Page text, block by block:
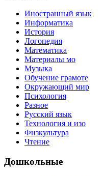
Иностранный язык
Информатика
История
Логопедия
Математика
Материалы мо
Музыка
Обучение грамоте
Окружающий мир
Психология
Разное
Русский язык
Технология и изо
Физкультура
Чтение
Дошкольные